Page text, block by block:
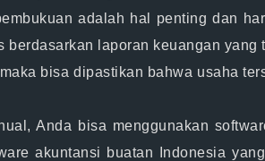
adalah hal penting dan
berdasarkan laporan keuangan yang
bisa dipastikan bahwa usaha
Anda bisa menggunakan
akuntansi buatan Indonesia